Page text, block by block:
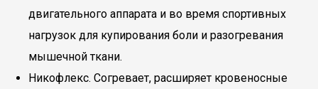
двигательного аппарата и во время спортивных
нагрузок для купирования боли и разогревания
мышечной ткани.
Никофлекс. Согревает, расширяет кровеносные